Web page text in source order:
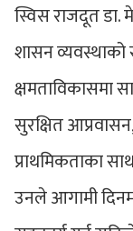
स्विस राजदूत
शासन
क्षमताविकासमा
सुरक्षित
प्राथमिकताका
उनले आगामी